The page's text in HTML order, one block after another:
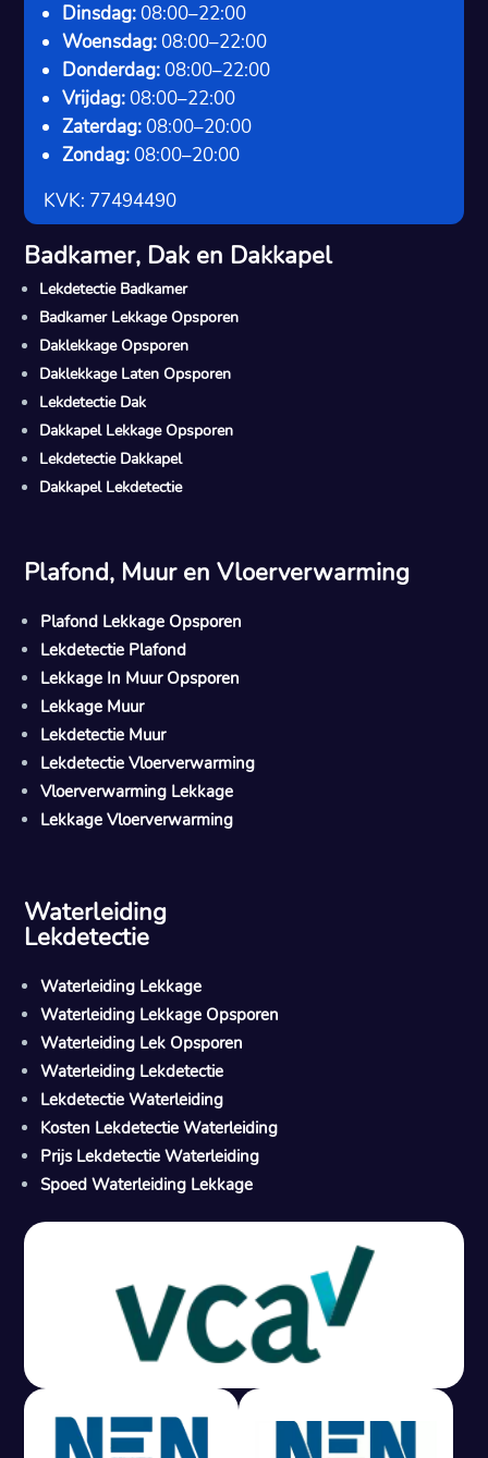
M
Gratis offerte in 24 uur
Geen lekkage? Geen betaling.
Vast tarief van € 395,- exc btw.
Dinsdag: 08:00–22:00
Woensdag: 08:00–22:00
Donderdag: 08:00–22:00
Vrijdag: 08:00–22:00
Zaterdag: 08:00–20:00
Zondag: 08:00–20:00
KVK: 77494490
Badkamer, Dak en Dakkapel
Lekdetectie Badkamer
Badkamer Lekkage Opsporen
Daklekkage Opsporen
Daklekkage Laten Opsporen
Lekdetectie Dak
Dakkapel Lekkage Opsporen
Lekdetectie Dakkapel
Dakkapel Lekdetectie
Plafond, Muur en Vloerverwarming
Plafond Lekkage Opsporen
Lekdetectie Plafond
Lekkage In Muur Opsporen
Lekkage Muur
Lekdetectie Muur
Lekdetectie Vloerverwarming
Vloerverwarming Lekkage
Lekkage Vloerverwarming
Waterleiding
Lekdetectie
Waterleiding Lekkage
Waterleiding Lekkage Opsporen
Waterleiding Lek Opsporen
Waterleiding Lekdetectie
Lekdetectie Waterleiding
Kosten Lekdetectie Waterleiding
Prijs Lekdetectie Waterleiding
Spoed Waterleiding Lekkage